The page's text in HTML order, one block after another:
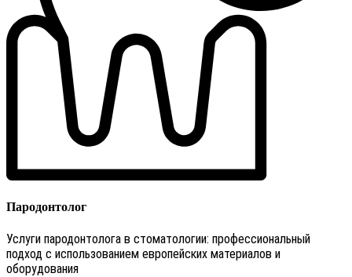
Пародонтолог
Услуги пародонтолога в стоматологии: профессиональный
подход с использованием европейских материалов и
оборудования